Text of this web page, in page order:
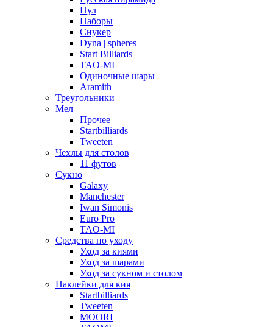
Пул
Наборы
Снукер
Dyna | spheres
Start Billiards
TAO-MI
Одиночные шары
Aramith
Треугольники
Мел
Прочее
Startbilliards
Tweeten
Чехлы для столов
11 футов
Сукно
Galaxy
Manchester
Iwan Simonis
Euro Pro
TAO-MI
Средства по уходу
Уход за киями
Уход за шарами
Уход за сукном и столом
Наклейки для кия
Startbilliards
Tweeten
MOORI